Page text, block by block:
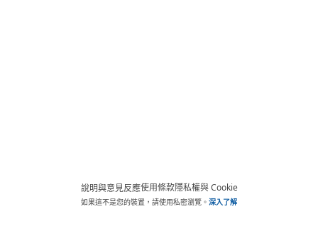
說明與意見反應使用條款隱私權與 Cookie
如果這不是您的裝置，請使用私密瀏覽。 深入了解